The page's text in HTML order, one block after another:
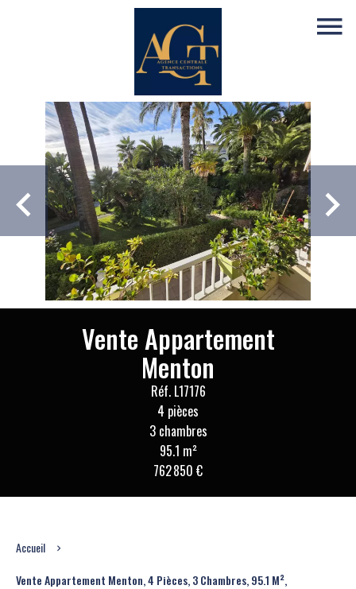
Vente Appartement
Menton
Réf. L17176
4 pièces
3 chambres
95.1 m²
762 850 €
Accueil
Vente Appartement Menton, 4 Pièces, 3 Chambres, 95.1 M²,